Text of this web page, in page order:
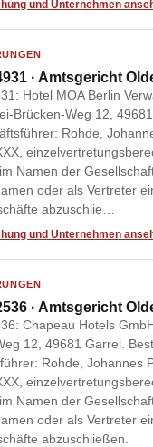
und Unternehmen
· Amtsgericht
Hotel MOA Berlin
Brücken-Weg 12,
Rohde,
Namen der
oder als Vertreter
abzuschlie…
und Unternehmen
· Amtsgericht
Chapeau Hotels
12, 49681 Garrel.
Rohde, Johannes
Namen der
oder als Vertreter
abzuschließen.